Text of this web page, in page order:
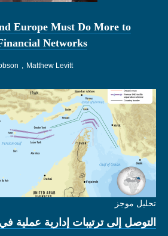
Europe Must Do More to
Networks
Matthew Levitt
تحليل موجز
التوصل إلى ترتيبات إدارية عملية